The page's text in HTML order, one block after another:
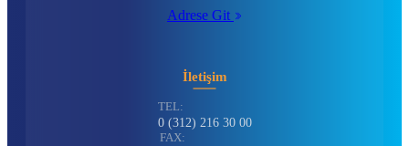
Adrese Git
İletişim
TEL:
0 (312) 216 30 00
FAX: